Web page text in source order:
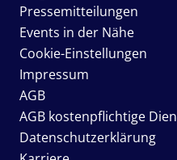
Pressemitteilungen
Events in der Nähe
Cookie-Einstellungen
Impressum
AGB
AGB kostenpflichtige
Datenschutzerklärung